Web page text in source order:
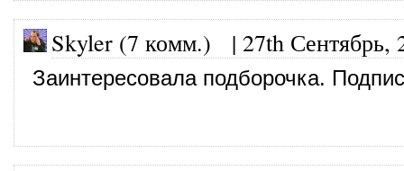
Skyler (7 комм.) | 27th Сентябрь,
Заинтересовала подборочка.